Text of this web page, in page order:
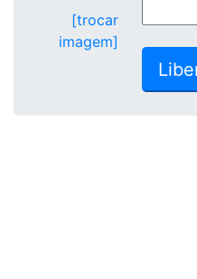
[trocar
imagem]